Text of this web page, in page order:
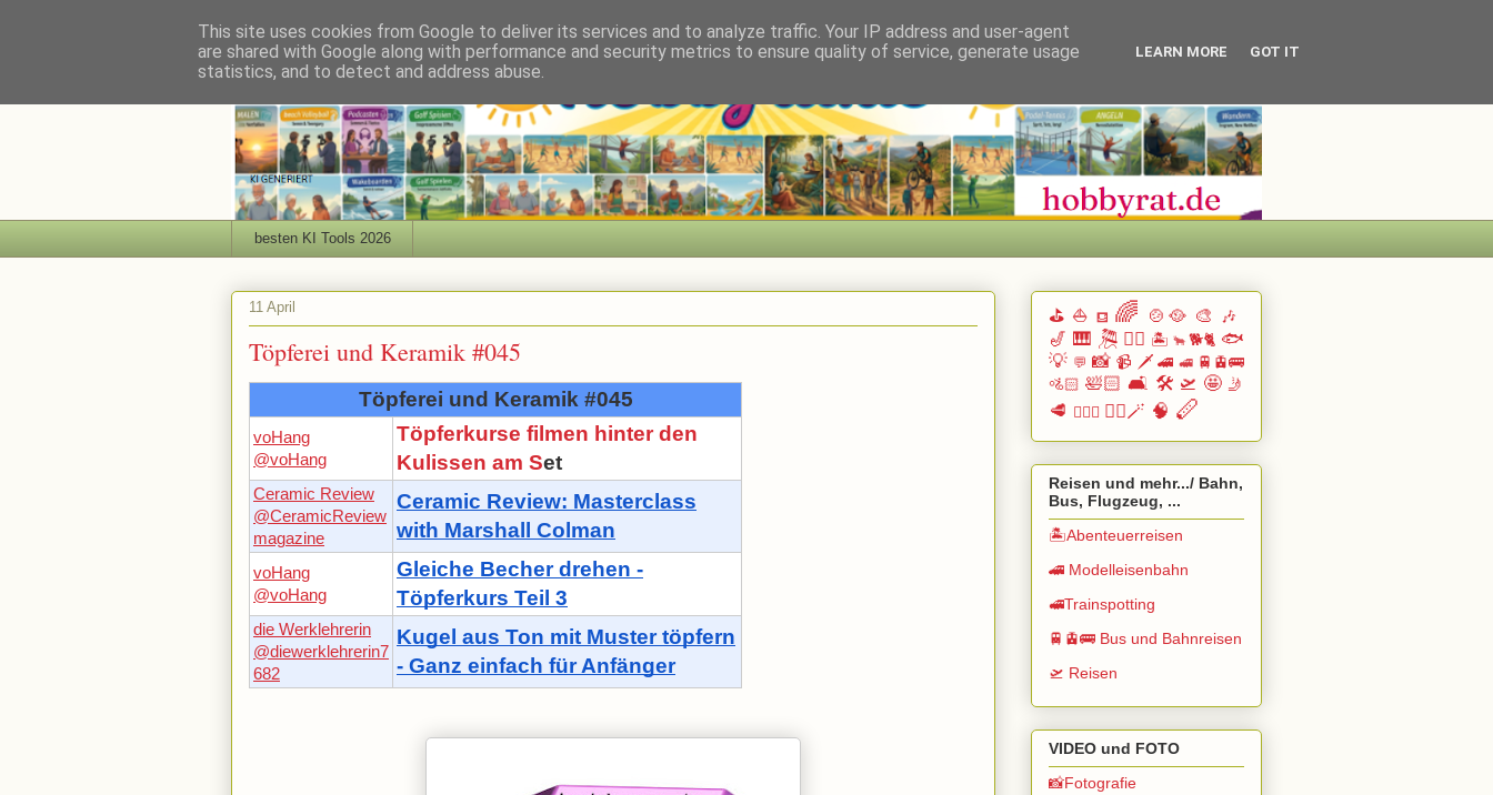
besten KI Tools 2026
11 April
Töpferei und Keramik #045
Töpferei und Keramik #045
voHang
@voHang
Töpferkurse filmen hinter den
Kulissen am Set
Ceramic Review
@CeramicReview
magazine
Ceramic Review: Masterclass
with Marshall Colman
voHang
@voHang
Gleiche Becher drehen -
Töpferkurs Teil 3
die Werklehrerin
@diewerklehrerin7
682
Kugel aus Ton mit Muster töpfern
- Ganz einfach für Anfänger
⛳ ⛵ ⛾ 🌈 🍲🥘 🎨 🎶
🎷 🎹 🎘 🏄🏽 🏝️ 🐂 🐕🐈 🐟
💡 💬 📸 📹 🗡️ 🚄 🚅 🚆🚊🚌
🚵🏻 🛀🏻 🛋️ 🛠️ 🛫 🤩 🤳
🥩 🧗🏻‍♀️ 🧙‍♂️🪄 🧠 🪈
Reisen und mehr.../ Bahn,
Bus, Flugzeug, ...
🏝️Abenteuerreisen
🚄 Modelleisenbahn
🚅Trainspotting
🚆🚊🚌 Bus und Bahnreisen
🛫 Reisen
VIDEO und FOTO
📸Fotografie
This site uses cookies from Google to deliver its services and to analyze traffic. Your IP address and user-agent
are shared with Google along with performance and security metrics to ensure quality of service, generate usage
statistics, and to detect and address abuse.
LEARN MORE GOT IT